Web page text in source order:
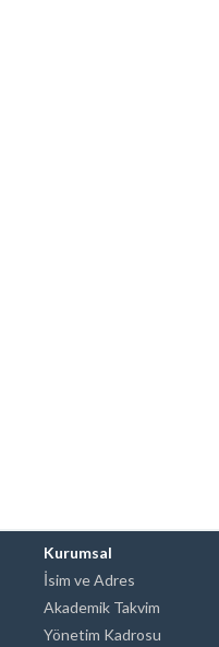
Kurumsal
İsim ve Adres
Akademik Takvim
Yönetim Kadrosu